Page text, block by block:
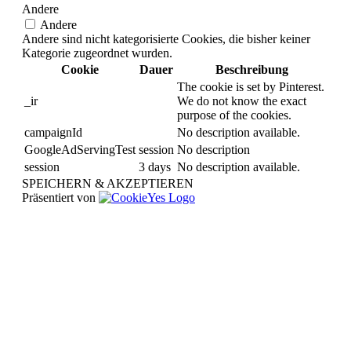
Andere
Andere
Andere sind nicht kategorisierte Cookies, die bisher keiner
Kategorie zugeordnet wurden.
Cookie
Dauer Beschreibung
_ir
The cookie is set by Pinterest.
We do not know the exact
purpose of the cookies.
campaignId
No description available.
GoogleAdServingTest session No description
session
3 days No description available.
SPEICHERN & AKZEPTIEREN
Präsentiert von